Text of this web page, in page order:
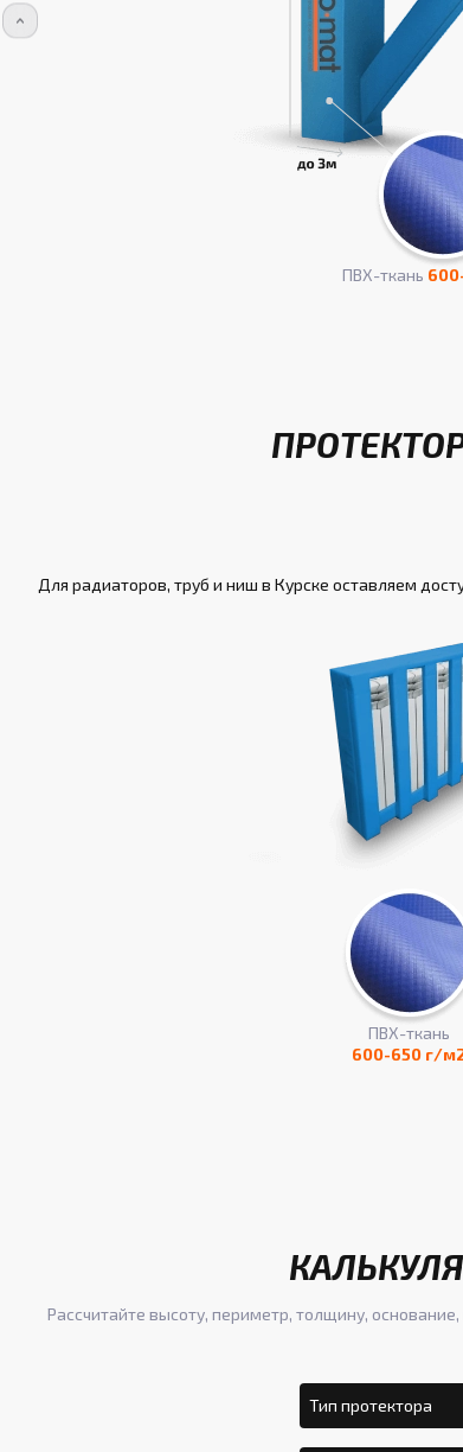
ПВХ-ткань
Для радиаторов, труб и ниш в Курске оставляем
ПВХ-ткань
600-650 г/
Рассчитайте высоту, периметр, толщину,
Тип протектора